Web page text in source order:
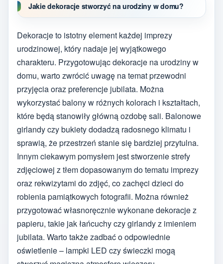
Jakie dekoracje stworzyć na urodziny w domu?
Dekoracje to istotny element każdej imprezy
urodzinowej, który nadaje jej wyjątkowego
charakteru. Przygotowując dekoracje na urodziny w
domu, warto zwrócić uwagę na temat przewodni
przyjęcia oraz preferencje jubilata. Można
wykorzystać balony w różnych kolorach i kształtach,
które będą stanowiły główną ozdobę sali. Balonowe
girlandy czy bukiety dodadzą radosnego klimatu i
sprawią, że przestrzeń stanie się bardziej przytulna.
Innym ciekawym pomysłem jest stworzenie strefy
zdjęciowej z tłem dopasowanym do tematu imprezy
oraz rekwizytami do zdjęć, co zachęci dzieci do
robienia pamiątkowych fotografii. Można również
przygotować własnoręcznie wykonane dekoracje z
papieru, takie jak łańcuchy czy girlandy z imieniem
jubilata. Warto także zadbać o odpowiednie
oświetlenie – lampki LED czy świeczki mogą